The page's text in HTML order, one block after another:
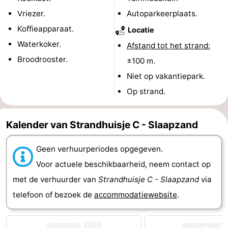
Route
Parkeren
Reisboekenwinkel
Medische
adressen
Regio
Zeeland
Schouwen-
Duiveland
Vriezer.
Koffieapparaat.
Waterkoker.
Broodrooster.
Autoparkeerplaats.
Locatie
Afstand tot het strand:
±100 m.
Niet op vakantiepark.
Op strand.
Kalender van Strandhuisje C - Slaapzand
Geen verhuurperiodes opgegeven.
Voor actuele beschikbaarheid, neem contact op
met de verhuurder van Strandhuisje C - Slaapzandvia
telefoon of bezoek de accommodatiewebsite.
augustus 2026 september